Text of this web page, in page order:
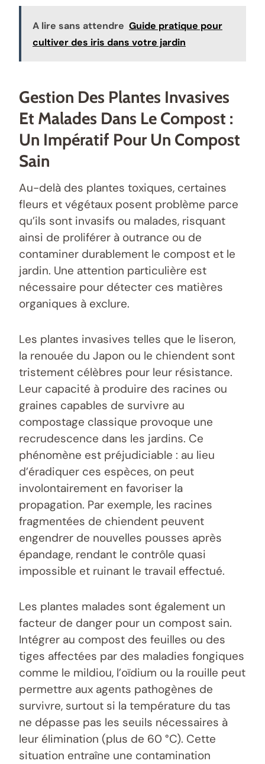
A lire sans attendre Guide pratique pour
cultiver des iris dans votre jardin
Gestion Des Plantes Invasives
Et Malades Dans Le Compost :
Un Impératif Pour Un Compost
Sain
Au-delà des plantes toxiques, certaines
fleurs et végétaux posent problème parce
qu’ils sont invasifs ou malades, risquant
ainsi de proliférer à outrance ou de
contaminer durablement le compost et le
jardin. Une attention particulière est
nécessaire pour détecter ces matières
organiques à exclure.
Les plantes invasives telles que le liseron,
la renouée du Japon ou le chiendent sont
tristement célèbres pour leur résistance.
Leur capacité à produire des racines ou
graines capables de survivre au
compostage classique provoque une
recrudescence dans les jardins. Ce
phénomène est préjudiciable : au lieu
d’éradiquer ces espèces, on peut
involontairement en favoriser la
propagation. Par exemple, les racines
fragmentées de chiendent peuvent
engendrer de nouvelles pousses après
épandage, rendant le contrôle quasi
impossible et ruinant le travail effectué.
Les plantes malades sont également un
facteur de danger pour un compost sain.
Intégrer au compost des feuilles ou des
tiges affectées par des maladies fongiques
comme le mildiou, l’oïdium ou la rouille peut
permettre aux agents pathogènes de
survivre, surtout si la température du tas
ne dépasse pas les seuils nécessaires à
leur élimination (plus de 60 °C). Cette
situation entraîne une contamination